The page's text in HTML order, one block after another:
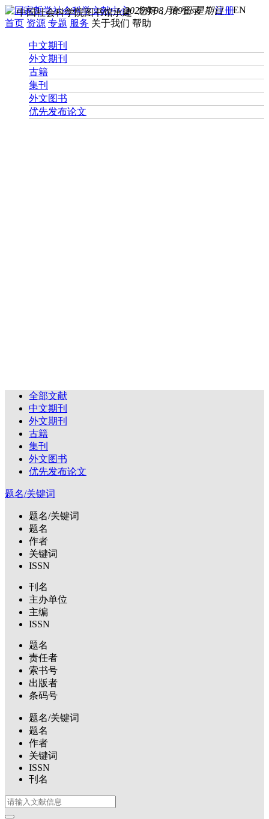
您好， 请登录 注册EN
2026年08月09日 星期日
中国社会科学院图书馆承建
首页 资源 专题 服务 关于我们 帮助
中文期刊
外文期刊
古籍
集刊
外文图书
优先发布论文
全部文献
中文期刊
外文期刊
古籍
集刊
外文图书
优先发布论文
题名/关键词
题名/关键词
题名
作者
关键词
ISSN
刊名
主办单位
主编
ISSN
题名
责任者
索书号
出版者
条码号
题名/关键词
题名
作者
关键词
ISSN
刊名